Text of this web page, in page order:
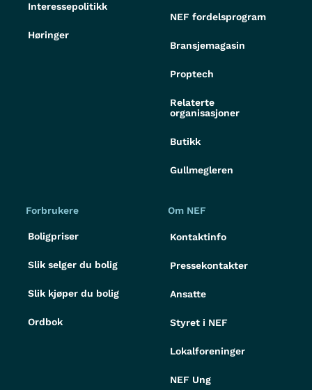
Interessepolitikk
Høringer
NEF fordelsprogram
Bransjemagasin
Proptech
Relaterte
organisasjoner
Butikk
Gullmegleren
Forbrukere
Boligpriser
Slik selger du bolig
Slik kjøper du bolig
Ordbok
Om NEF
Kontaktinfo
Pressekontakter
Ansatte
Styret i NEF
Lokalforeninger
NEF Ung